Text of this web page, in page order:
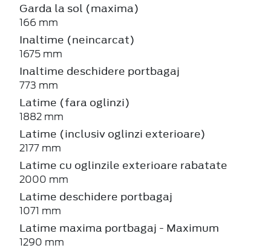
Garda la sol (maxima)
166 mm
Inaltime (neincarcat)
1675 mm
Inaltime deschidere portbagaj
773 mm
Latime (fara oglinzi)
1882 mm
Latime (inclusiv oglinzi exterioare)
2177 mm
Latime cu oglinzile exterioare rabatate
2000 mm
Latime deschidere portbagaj
1071 mm
Latime maxima portbagaj - Maximum
1290 mm